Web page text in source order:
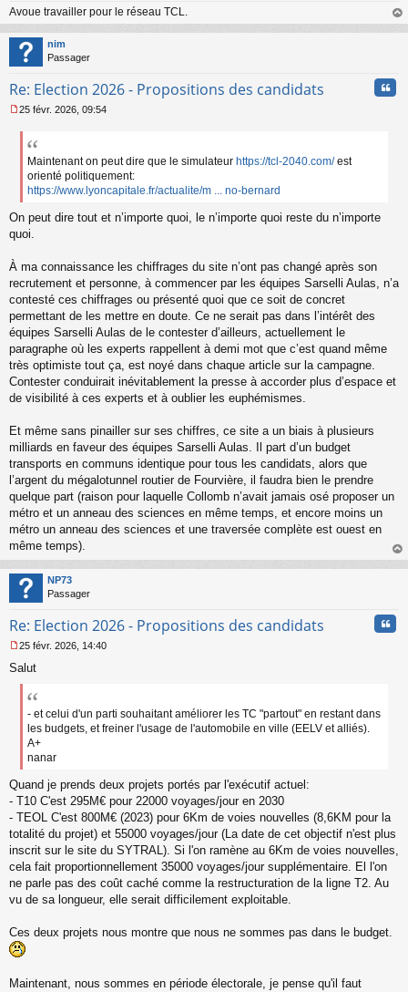
Avoue travailler pour le réseau TCL.
au
nim
Passager
Re: Election 2026 - Propositions des candidats
e
e
n
u
25 févr. 2026, 09:54
Maintenant on peut dire que le simulateur https://tcl-2040.com/est
orienté politiquement:
https://www.lyoncapitale.fr/actualite/m ... no-bernard
On peut dire tout et n’importe quoi, le n’importe quoi reste du n’importe
quoi.
À ma connaissance les chiffrages du site n’ont pas changé après son
recrutement et personne, à commencer par les équipes Sarselli Aulas, n’a
contesté ces chiffrages ou présenté quoi que ce soit de concret
permettant de les mettre en doute. Ce ne serait pas dans l’intérêt des
équipes Sarselli Aulas de le contester d’ailleurs, actuellement le
paragraphe où les experts rappellent à demi mot que c’est quand même
très optimiste tout ça, est noyé dans chaque article sur la campagne.
Contester conduirait inévitablement la presse à accorder plus d’espace et
de visibilité à ces experts et à oublier les euphémismes.
Et même sans pinailler sur ses chiffres, ce site a un biais à plusieurs
milliards en faveur des équipes Sarselli Aulas. Il part d’un budget
transports en communs identique pour tous les candidats, alors que
l’argent du mégalotunnel routier de Fourvière, il faudra bien le prendre
quelque part (raison pour laquelle Collomb n’avait jamais osé proposer un
métro et un anneau des sciences en même temps, et encore moins un
métro un anneau des sciences et une traversée complète est ouest en
même temps).
au
NP73
Passager
Re: Election 2026 - Propositions des candidats
e
s
l
u
25 févr. 2026, 14:40
Salut
- et celui d'un parti souhaitant améliorer les TC "partout" en restant dans
les budgets, et freiner l'usage de l'automobile en ville (EELV et alliés).
A+
nanar
Quand je prends deux projets portés par l'exécutif actuel:
- T10 C'est 295M€ pour 22000 voyages/jour en 2030
- TEOL C'est 800M€ (2023) pour 6Km de voies nouvelles (8,6KM pour la
totalité du projet) et 55000 voyages/jour (La date de cet objectif n'est plus
inscrit sur le site du SYTRAL). Si l'on ramène au 6Km de voies nouvelles,
cela fait proportionnellement 35000 voyages/jour supplémentaire. El l'on
ne parle pas des coût caché comme la restructuration de la ligne T2. Au
vu de sa longueur, elle serait difficilement exploitable.
Ces deux projets nous montre que nous ne sommes pas dans le budget.
Maintenant, nous sommes en période électorale, je pense qu'il faut